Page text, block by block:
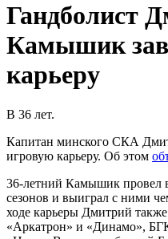
Гандболист
Камышик
карьеру
В 36 лет.
Капитан минского СКА
игровую карьеру. Об этом
36-летний Камышик провел в
сезонов и выиграл с ними
ходе карьеры Дмитрий
«Аркатрон» и «Динамо»,